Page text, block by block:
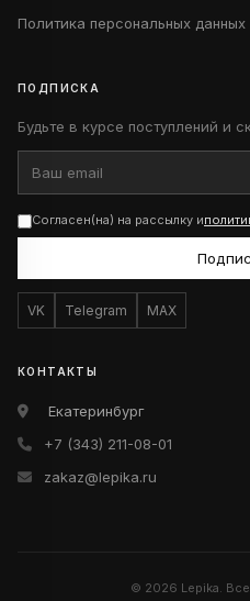
Политика персональных данных
ПОДПИСКА
Будьте в курсе поступлений и
Согласен(на) на рассылку и
VK Telegram MAX
КОНТАКТЫ
Екатеринбург
+7 (343) 211-08-01
zakaz@lepika.ru
© 2026 Lepika.